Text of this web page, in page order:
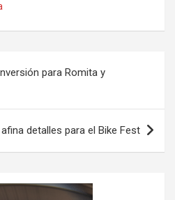
para Romita y
detalles para el Bike Fest